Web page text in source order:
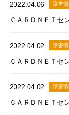
2022.04.06 障害
ＣＡＲＤＮＥＴセ
2022.04.02 障害
ＣＡＲＤＮＥＴセ
2022.04.02 障害
ＣＡＲＤＮＥＴセ